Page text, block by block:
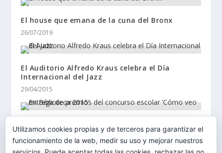
El house que emana de la cuna del Bronx
26/07/2019
El Auditorio Alfredo Kraus celebra el Día
Internacional del Jazz
29/04/2015
Entrega de premios del concurso escolar ‘Cómo
veo mi Biblioteca 2015’
23/04/2015
Utilizamos cookies propias y de terceros para garantizar el
funcionamiento de la web, medir su uso y mejorar nuestros